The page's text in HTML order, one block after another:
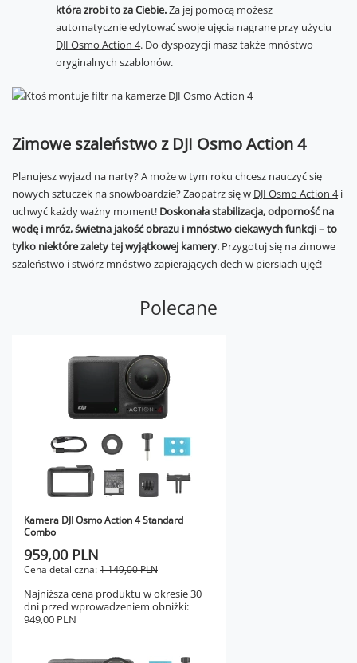
która zrobi to za Ciebie.Za jej pomocą możesz
automatycznie edytować swoje ujęcia nagrane przy użyciu
DJI Osmo Action 4. Do dyspozycji masz także mnóstwo
oryginalnych szablonów.
Zimowe szaleństwo z DJI Osmo Action 4
Planujesz wyjazd na narty? A może w tym roku chcesz nauczyć się
nowych sztuczek na snowboardzie? Zaopatrz się w DJI Osmo Action 4i
uchwyć każdy ważny moment! Doskonała stabilizacja, odporność na
wodę i mróz, świetna jakość obrazu i mnóstwo ciekawych funkcji – to
tylko niektóre zalety tej wyjątkowej kamery. Przygotuj się na zimowe
szaleństwo i stwórz mnóstwo zapierających dech w piersiach ujęć!
Polecane
Kamera DJI Osmo Action 4 Standard
Combo
Cena detaliczna:1 149,00 PLN
959,00 PLN
Najniższa cena produktu w okresie 30
dni przed wprowadzeniem obniżki:
949,00 PLN